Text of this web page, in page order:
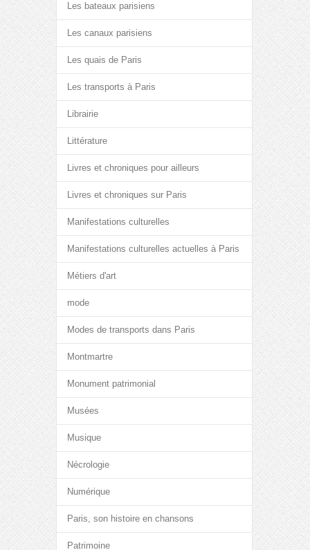
Les bateaux parisiens
Les canaux parisiens
Les quais de Paris
Les transports à Paris
Librairie
Littérature
Livres et chroniques pour ailleurs
Livres et chroniques sur Paris
Manifestations culturelles
Manifestations culturelles actuelles à Paris
Métiers d'art
mode
Modes de transports dans Paris
Montmartre
Monument patrimonial
Musées
Musique
Nécrologie
Numérique
Paris, son histoire en chansons
Patrimoine